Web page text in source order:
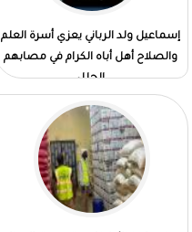
إسماعيل ولد الرباني يعزي أسرة العلم
والصلاح أهل أباه الكرام في مصابهم
الجلل